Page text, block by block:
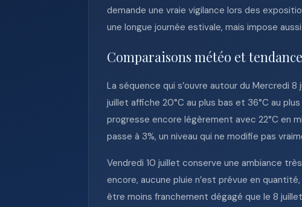
demande une vraie vigilance lors des
une longue journée estivale, mais impose
Comparaisons météo et
La séquence qui s’ouvre autour du Mercredi
juillet affiche 20°C au plus bas et 36°C au
progresse encore légèrement avec 22°C en
passe à 3%, un niveau qui ne modifie pas
Vendredi 10 juillet conserve une ambiance
encore, aucune pluie n’est prévue en
être moins franchement dégagé que le 8